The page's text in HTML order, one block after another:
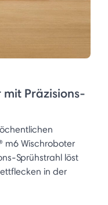
Präzisions-
m6 Wischroboter
Sprühstrahl löst
in der